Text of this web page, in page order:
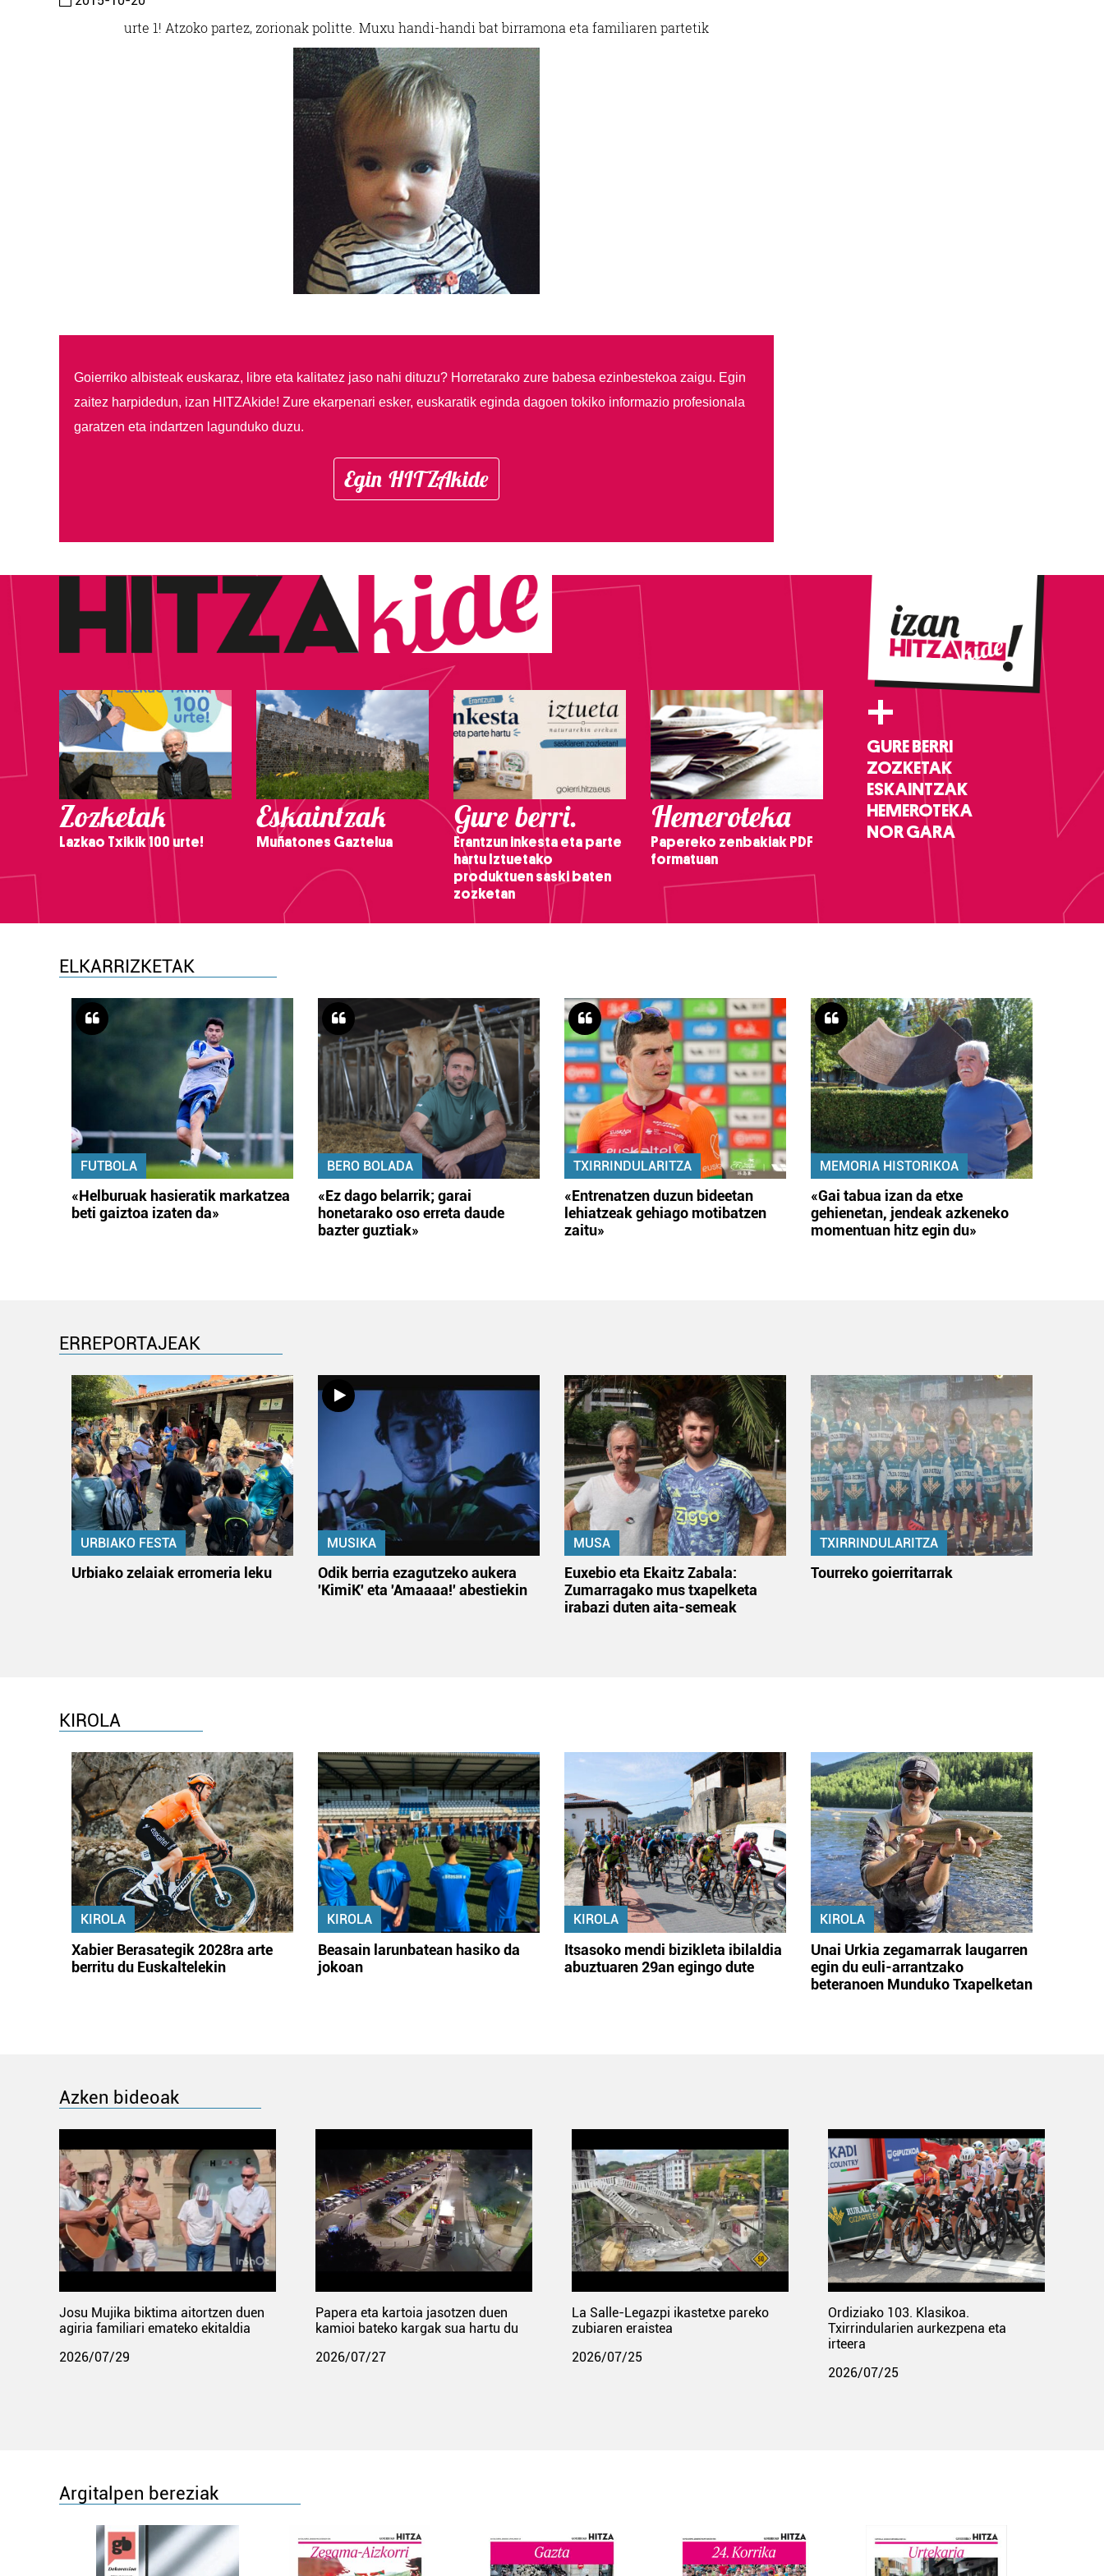
urte 1! Atzoko partez, zorionak politte. Muxu handi-handi bat birramona eta familiaren partetik
Goierriko albisteak euskaraz, libre eta kalitatez jaso nahi dituzu? Horretarako zure babesa ezinbestekoa zaigu. Egin
zaitez harpidedun, izan HITZAkide! Zure ekarpenari esker, euskaratik eginda dagoen tokiko informazio profesionala
garatzen eta indartzen lagunduko duzu.
Egin HITZAkide
Zozketak
Lazkao Txikik 100 urte!
Eskaintzak
Muñatones Gaztelua
Gure berri.
Erantzun inkesta eta parte
hartu Iztuetako
produktuen saski baten
zozketan
Hemeroteka
Papereko zenbakiak PDF
formatuan
+
GURE BERRI
ZOZKETAK
ESKAINTZAK
HEMEROTEKA
NOR GARA
ELKARRIZKETAK
FUTBOLA
«Helburuak hasieratik markatzea
beti gaiztoa izaten da»
BERO BOLADA
«Ez dago belarrik; garai
honetarako oso erreta daude
bazter guztiak»
TXIRRINDULARITZA
«Entrenatzen duzun bideetan
lehiatzeak gehiago motibatzen
zaitu»
MEMORIA HISTORIKOA
«Gai tabua izan da etxe
gehienetan, jendeak azkeneko
momentuan hitz egin du»
ERREPORTAJEAK
URBIAKO FESTA
Urbiako zelaiak erromeria leku
MUSIKA
Odik berria ezagutzeko aukera
'KimiK' eta 'Amaaaa!' abestiekin
MUSA
Euxebio eta Ekaitz Zabala:
Zumarragako mus txapelketa
irabazi duten aita-semeak
TXIRRINDULARITZA
Tourreko goierritarrak
KIROLA
KIROLA
Xabier Berasategik 2028ra arte
berritu du Euskaltelekin
KIROLA
Beasain larunbatean hasiko da
jokoan
KIROLA
Itsasoko mendi bizikleta ibilaldia
abuztuaren 29an egingo dute
KIROLA
Unai Urkia zegamarrak laugarren
egin du euli-arrantzako
beteranoen Munduko Txapelketan
Azken bideoak
Josu Mujika biktima aitortzen duen
agiria familiari emateko ekitaldia
2026/07/29
Papera eta kartoia jasotzen duen
kamioi bateko kargak sua hartu du
2026/07/27
La Salle-Legazpi ikastetxe pareko
zubiaren eraistea
2026/07/25
Ordiziako 103. Klasikoa.
Txirrindularien aurkezpena eta
irteera
2026/07/25
Argitalpen bereziak